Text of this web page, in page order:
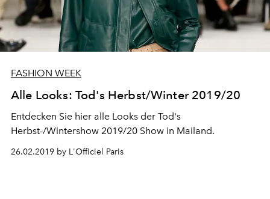
FASHION WEEK
Alle Looks: Tod's Herbst/Winter 2019/20
Entdecken Sie hier alle Looks der Tod's
Herbst-/Wintershow 2019/20 Show in Mailand.
26.02.2019 by L'Officiel Paris